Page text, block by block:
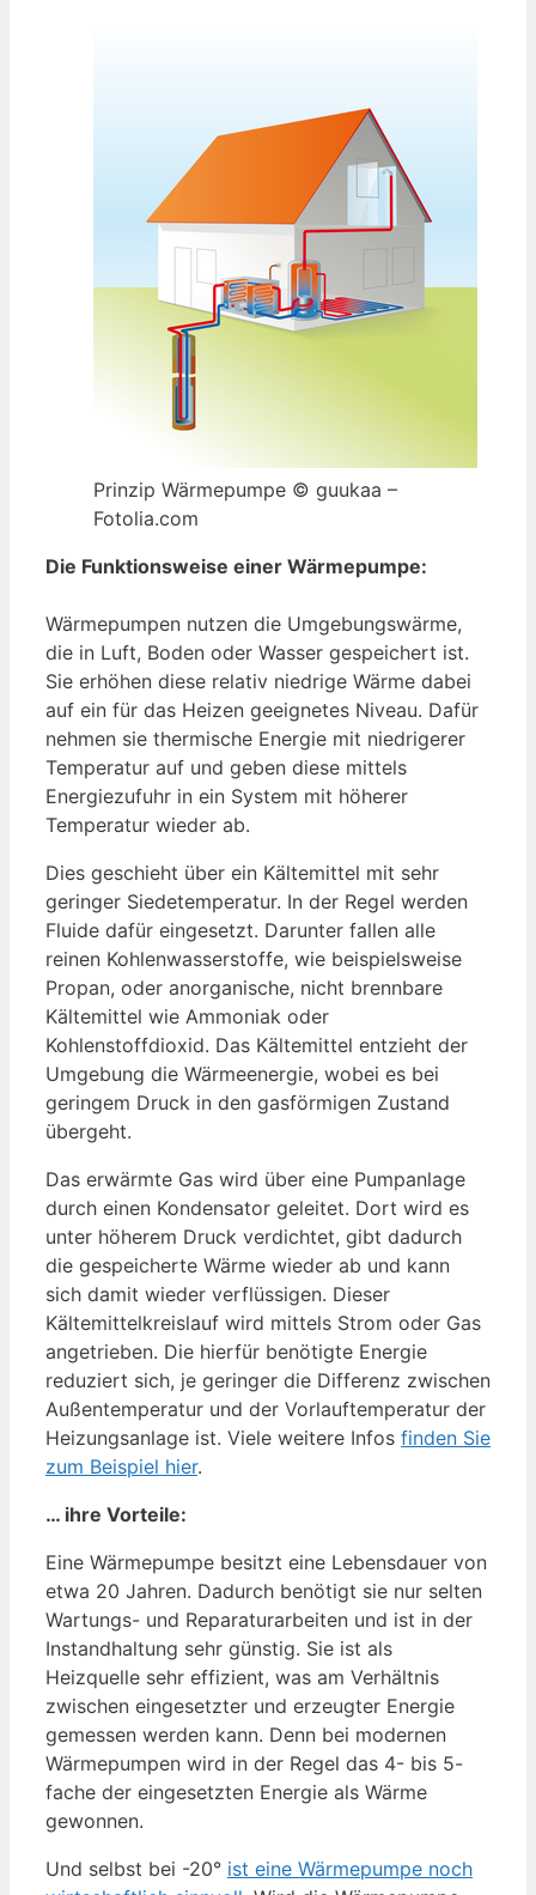
Prinzip Wärmepumpe © guukaa –
Fotolia.com
Die Funktionsweise einer Wärmepumpe:
Wärmepumpen nutzen die Umgebungswärme,
die in Luft, Boden oder Wasser gespeichert ist.
Sie erhöhen diese relativ niedrige Wärme dabei
auf ein für das Heizen geeignetes Niveau. Dafür
nehmen sie thermische Energie mit niedrigerer
Temperatur auf und geben diese mittels
Energiezufuhr in ein System mit höherer
Temperatur wieder ab.
Dies geschieht über ein Kältemittel mit sehr
geringer Siedetemperatur. In der Regel werden
Fluide dafür eingesetzt. Darunter fallen alle
reinen Kohlenwasserstoffe, wie beispielsweise
Propan, oder anorganische, nicht brennbare
Kältemittel wie Ammoniak oder
Kohlenstoffdioxid. Das Kältemittel entzieht der
Umgebung die Wärmeenergie, wobei es bei
geringem Druck in den gasförmigen Zustand
übergeht.
Das erwärmte Gas wird über eine Pumpanlage
durch einen Kondensator geleitet. Dort wird es
unter höherem Druck verdichtet, gibt dadurch
die gespeicherte Wärme wieder ab und kann
sich damit wieder verflüssigen. Dieser
Kältemittelkreislauf wird mittels Strom oder Gas
angetrieben. Die hierfür benötigte Energie
reduziert sich, je geringer die Differenz zwischen
Außentemperatur und der Vorlauftemperatur der
Heizungsanlage ist. Viele weitere Infos finden Sie
zum Beispiel hier.
… ihre Vorteile:
Eine Wärmepumpe besitzt eine Lebensdauer von
etwa 20 Jahren. Dadurch benötigt sie nur selten
Wartungs- und Reparaturarbeiten und ist in der
Instandhaltung sehr günstig. Sie ist als
Heizquelle sehr effizient, was am Verhältnis
zwischen eingesetzter und erzeugter Energie
gemessen werden kann. Denn bei modernen
Wärmepumpen wird in der Regel das 4- bis 5-
fache der eingesetzten Energie als Wärme
gewonnen.
Und selbst bei -20° ist eine Wärmepumpe noch